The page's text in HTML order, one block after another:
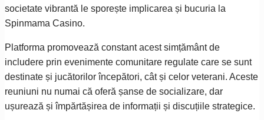
societate vibrantă le sporește implicarea și bucuria la
Spinmama Casino.
Platforma promovează constant acest simțământ de
includere prin evenimente comunitare regulate care se sunt
destinate și jucătorilor începători, cât și celor veterani. Aceste
reuniuni nu numai că oferă șanse de socializare, dar
ușurează și împărtășirea de informații și discuțiile strategice.